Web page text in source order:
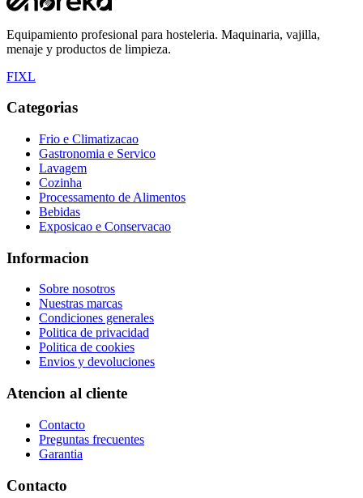
Equipamiento profesional para hosteleria. Maquinaria, vajilla,
menaje y productos de limpieza.
FIXL
Categorias
Frio e Climatizacao
Gastronomia e Servico
Lavagem
Cozinha
Processamento de Alimentos
Bebidas
Exposicao e Conservacao
Informacion
Sobre nosotros
Nuestras marcas
Condiciones generales
Politica de privacidad
Politica de cookies
Envios y devoluciones
Atencion al cliente
Contacto
Preguntas frecuentes
Garantia
Contacto